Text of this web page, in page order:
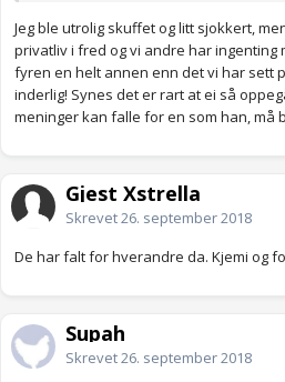
Jeg ble utrolig skuffet og litt sjokkert,
privatliv i fred og vi andre har ingenting
fyren en helt annen enn det vi har sett
inderlig! Synes det er rart at ei så
meninger kan falle for en som han, må
Gjest Xstrella
Skrevet26. september 2018
De har falt for hverandre da. Kjemi og
Supah
Skrevet26. september 2018